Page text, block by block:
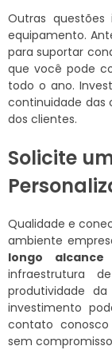
Outras
equipamento.
para suportar
que você pode
todo o ano.
continuidade das
dos clientes.
Solicite
Qualidade e
ambiente
longo
infraestrutura
produtividade
investimento
contato
sem